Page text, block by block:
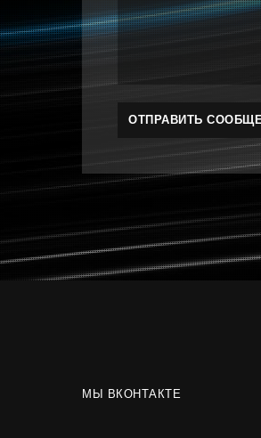
МЫ ВКОНТАКТЕ